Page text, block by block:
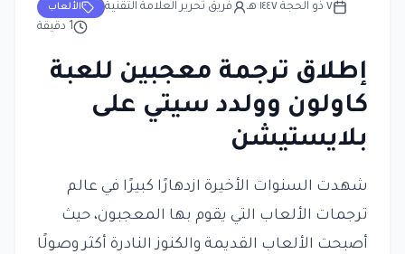
الألعاب فريق تحرير العلامة التقنية
٧ ذو الحجة ١٤٤٧ هـ
1 دقيقة
إطلاق ترجمة معجبين للعبة
كاولون وولدد سيتي على
بلايستيشن
شهدت السنوات الأخيرة ازدهارًا كبيرًا في عالم
ترجمات الألعاب التي يقوم بها المعجبون، حيث
أصبحت الألعاب القديمة والكنوز النادرة أكثر وصولًا